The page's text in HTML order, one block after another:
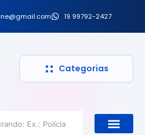
19 99792-2427
Categorias